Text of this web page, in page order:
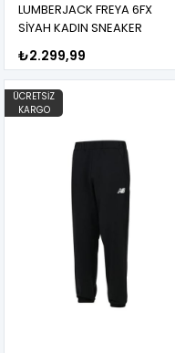
LUMBERJACK FREYA 6FX
SİYAH KADIN SNEAKER
₺2.299,99
ÜCRETSIZ
KARGO